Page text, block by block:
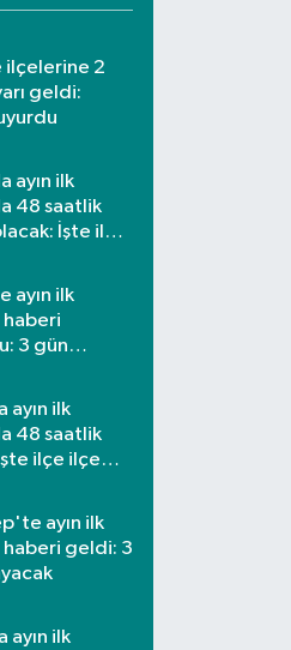
ilçelerine 2
geldi:
ayın ilk
48 saatlik
İşte ilçe
ayın ilk
3 gün
ayın ilk
48 saatlik
ilçe ilçe
ayın ilk
geldi: 3
ayın ilk